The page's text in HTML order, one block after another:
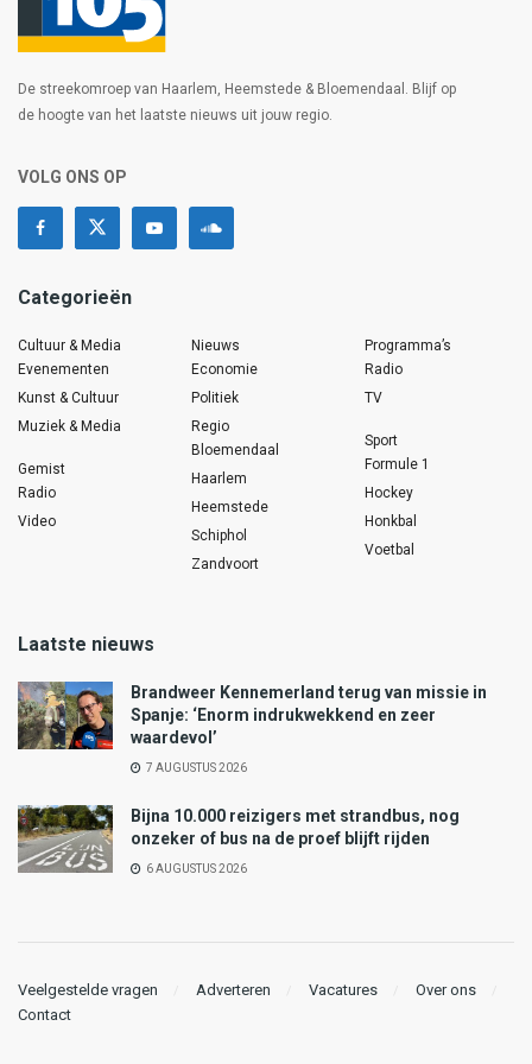
De streekomroep van Haarlem, Heemstede & Bloemendaal. Blijf op
de hoogte van het laatste nieuws uit jouw regio.
VOLG ONS OP
Categorieën
Cultuur & Media
Evenementen
Kunst & Cultuur
Muziek & Media
Gemist
Radio
Video
Nieuws
Economie
Politiek
Regio
Bloemendaal
Haarlem
Heemstede
Schiphol
Zandvoort
Programma’s
Radio
TV
Sport
Formule 1
Hockey
Honkbal
Voetbal
Laatste nieuws
Brandweer Kennemerland terug van missie in
Spanje: ‘Enorm indrukwekkend en zeer
waardevol’
7 AUGUSTUS 2026
Bijna 10.000 reizigers met strandbus, nog
onzeker of bus na de proef blijft rijden
6 AUGUSTUS 2026
Veelgestelde vragen Adverteren Vacatures
Over ons
Contact